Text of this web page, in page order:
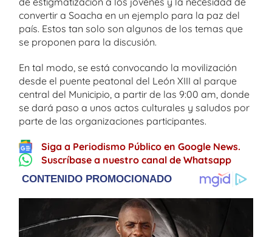
convertir a Soacha en un ejemplo para la paz del
país. Estos tan solo son algunos de los temas que
se proponen para la discusión.
En tal modo, se está convocando la movilización
desde el puente peatonal del León XIII al parque
central del Municipio, a partir de las 9:00 am, donde
se dará paso a unos actos culturales y saludos por
parte de las organizaciones participantes.
Siga a Periodismo Público en Google News.
Suscríbase a nuestro canal de Whatsapp